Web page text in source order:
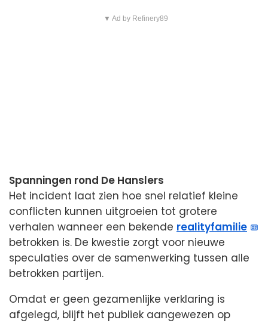
▼ Ad by Refinery89
Spanningen rond De Hanslers
Het incident laat zien hoe snel relatief kleine
conflicten kunnen uitgroeien tot grotere
verhalen wanneer een bekende realityfamilie
betrokken is. De kwestie zorgt voor nieuwe
speculaties over de samenwerking tussen alle
betrokken partijen.
Omdat er geen gezamenlijke verklaring is
afgelegd, blijft het publiek aangewezen op